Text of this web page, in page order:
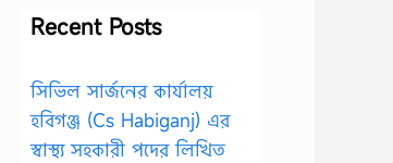
Recent Posts
সিভিল সার্জনের কার্যালয়
হবিগঞ্জ (Cs Habiganj) এর
স্বাস্থ্য সহকারী পদের লিখিত